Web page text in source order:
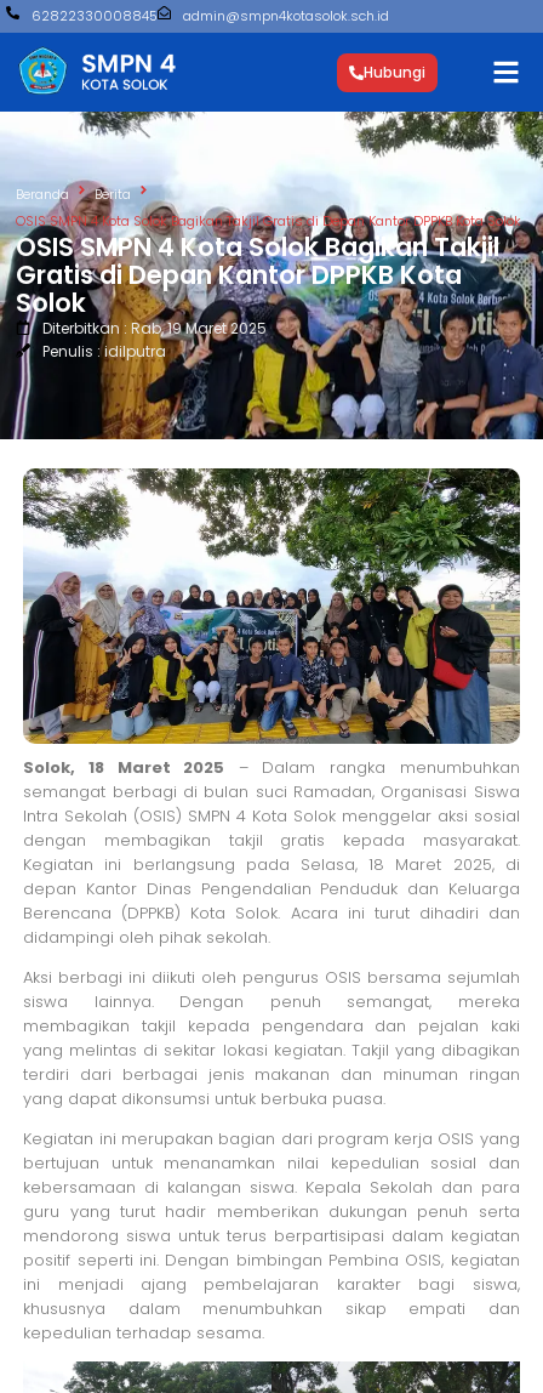
62822330008845 admin@smpn4kotasolok.sch.id
Hubungi
Beranda
Berita
OSIS SMPN 4 Kota Solok Bagikan Takjil Gratis di Depan Kantor DPPKB Kota Solok
OSIS SMPN 4 Kota Solok Bagikan Takjil
Gratis di Depan Kantor DPPKB Kota
Solok
Diterbitkan : Rab, 19 Maret 2025
Penulis : idilputra
Solok, 18 Maret 2025 – Dalam rangka menumbuhkan
semangat berbagi di bulan suci Ramadan, Organisasi Siswa
Intra Sekolah (OSIS) SMPN 4 Kota Solok menggelar aksi sosial
dengan membagikan takjil gratis kepada masyarakat.
Kegiatan ini berlangsung pada Selasa, 18 Maret 2025, di
depan Kantor Dinas Pengendalian Penduduk dan Keluarga
Berencana (DPPKB) Kota Solok. Acara ini turut dihadiri dan
didampingi oleh pihak sekolah.
Aksi berbagi ini diikuti oleh pengurus OSIS bersama sejumlah
siswa lainnya. Dengan penuh semangat, mereka
membagikan takjil kepada pengendara dan pejalan kaki
yang melintas di sekitar lokasi kegiatan. Takjil yang dibagikan
terdiri dari berbagai jenis makanan dan minuman ringan
yang dapat dikonsumsi untuk berbuka puasa.
Kegiatan ini merupakan bagian dari program kerja OSIS yang
bertujuan untuk menanamkan nilai kepedulian sosial dan
kebersamaan di kalangan siswa. Kepala Sekolah dan para
guru yang turut hadir memberikan dukungan penuh serta
mendorong siswa untuk terus berpartisipasi dalam kegiatan
positif seperti ini. Dengan bimbingan Pembina OSIS, kegiatan
ini menjadi ajang pembelajaran karakter bagi siswa,
khususnya dalam menumbuhkan sikap empati dan
kepedulian terhadap sesama.